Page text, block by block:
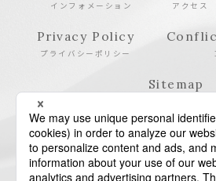
インフォメーション アクセス
Privacy Policy
プライバシーポリシー
Sitemap